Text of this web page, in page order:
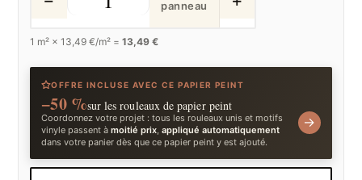
panneau
1 m² ×13,49 €/m² =13,49 €
OFFRE INCLUSE AVEC CE PAPIER PEINT
−50 %sur les rouleaux de papier peint
Coordonnez votre projet : tous les rouleaux unis et motifs
vinyle passent àmoitié prix,appliqué automatiquement
dans votre panier dès que ce papier peint y est ajouté.
→